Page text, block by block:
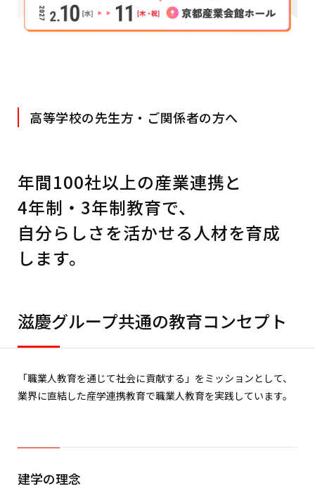
高等学校の先生方・ご関係者の方へ
年間100社以上の産業連携と
4年制・3年制教育で、
自分らしさを活かせる人材を育成
します。
滋慶グループ共通の教育コンセプト
「職業人教育を通じて社会に貢献する」をミッションとして、
業界に直結した産学連携教育で職業人教育を実践しています。
建学の理念